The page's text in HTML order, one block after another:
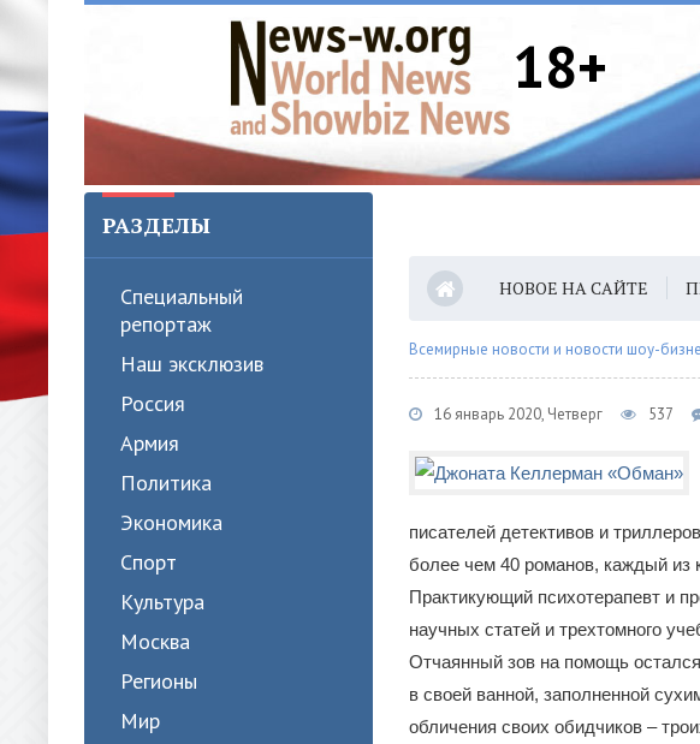
18+
РАЗДЕЛЫ
Специальный
репортаж
Наш эксклюзив
Россия
Армия
Политика
Экономика
Спорт
Культура
Москва
Регионы
Мир
НОВОЕ НА САЙТЕ
Всемирные новости и новости шоу-
16 январь 2020, Четверг 537
писателей детективов и
более чем 40 романов, каждый из
Практикующий психотерапевт и
научных статей и трехтомного
Отчаянный зов на помощь
в своей ванной, заполненной
обличения своих обидчиков –